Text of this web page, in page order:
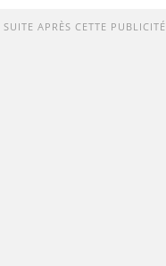
SUITE APRÈS CETTE PUBLICITÉ